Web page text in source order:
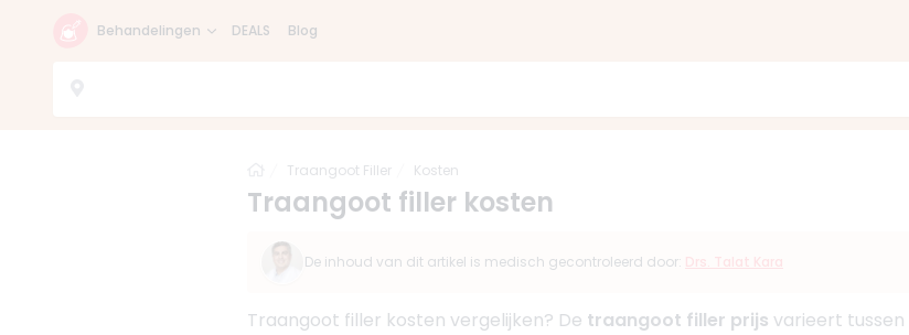
Behandelingen DEALS Blog
Home
Traangoot Filler Kosten
Traangoot filler kosten
De inhoud van dit artikel is medisch gecontroleerd door: Drs. Talat Kara
Traangoot filler kosten vergelijken? De traangoot filler prijs varieert tussen